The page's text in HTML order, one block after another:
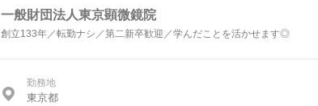
一般財団法人東京顕微鏡院
創立133年／転勤ナシ／第二新卒歓迎／学んだことを活かせます◎
勤務地
東京都